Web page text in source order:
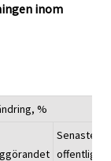
inom
%
Senaste